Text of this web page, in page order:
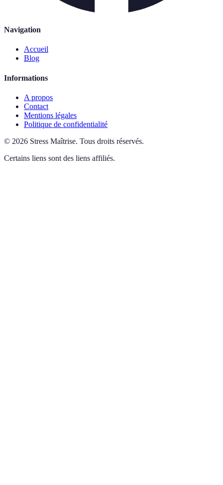
Navigation
Accueil
Blog
Informations
A propos
Contact
Mentions légales
Politique de confidentialité
© 2026 Stress Maîtrise. Tous droits réservés.
Certains liens sont des liens affiliés.